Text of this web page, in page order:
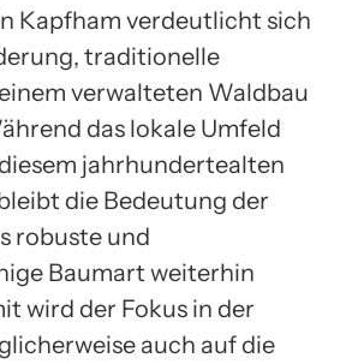
Kapfham verdeutlicht sich
traditionelle
verwalteten Waldbau
das lokale Umfeld
jahrhundertealten
die Bedeutung der
robuste und
Baumart weiterhin
wird der Fokus in der
auch auf die